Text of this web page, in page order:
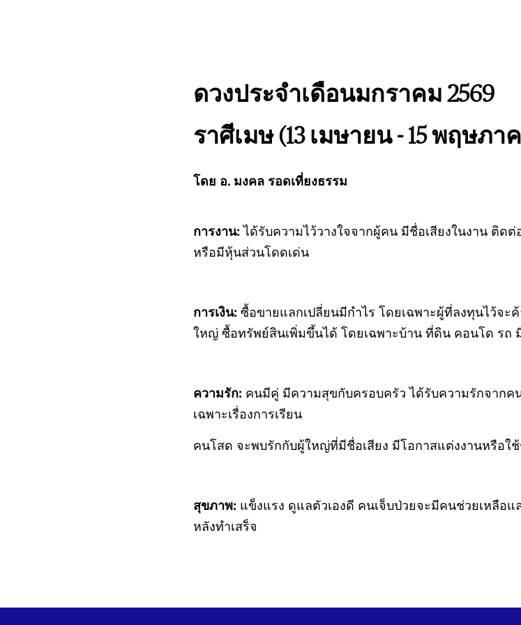
ดวงประจำเดือนมกราคม 2569
ราศีเมษ (13 เมษายน - 15 พฤษภา
โดย อ. มงคล รอดเที่ยงธรรม
การงาน: ได้รับความไว้วางใจจากผู้คน มีชื่อเสียงในงาน ติด
หรือมีหุ้นส่วนโดดเด่น
การเงิน: ซื้อขายแลกเปลี่ยนมีกำไร โดยเฉพาะผู้ที่ลงทุนไว้จะ
ใหญ่ ซื้อทรัพย์สินเพิ่มขึ้นได้ โดยเฉพาะบ้าน ที่ดิน คอนโด รถ
ความรัก: คนมีคู่ มีความสุขกับครอบครัว ได้รับความรักจากค
เฉพาะเรื่องการเรียน
คนโสด จะพบรักกับผู้ใหญ่ที่มีชื่อเสียง มีโอกาสแต่งงานหรือใ
สุขภาพ: แข็งแรง ดูแลตัวเองดี คนเจ็บป่วยจะมีคนช่วยเหลือ
หลังทำเสร็จ